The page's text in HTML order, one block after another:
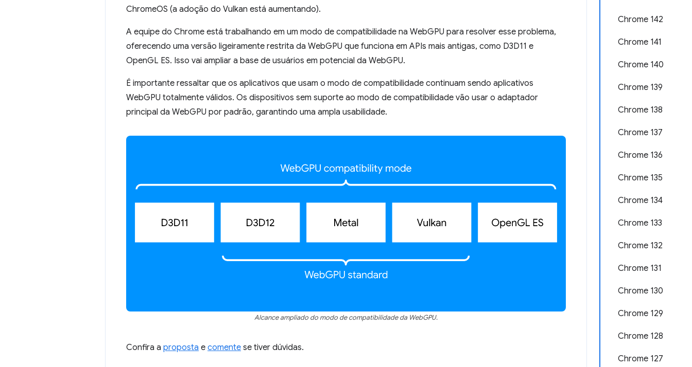
Chrome 142
Chrome 141
Chrome 140
Chrome 139
Chrome 138
Chrome 137
Chrome 136
Chrome 135
Chrome 134
Chrome 133
Chrome 132
Chrome 131
Chrome 130
Chrome 129
Chrome 128
Chrome 127
ChromeOS (a adoção do Vulkan está aumentando).
A equipe do Chrome está trabalhando em um modo de compatibilidade na WebGPU para resolver esse problema,
oferecendo uma versão ligeiramente restrita da WebGPU que funciona em APIs mais antigas, como D3D11 e
OpenGL ES. Isso vai ampliar a base de usuários em potencial da WebGPU.
É importante ressaltar que os aplicativos que usam o modo de compatibilidade continuam sendo aplicativos
WebGPU totalmente válidos. Os dispositivos sem suporte ao modo de compatibilidade vão usar o adaptador
principal da WebGPU por padrão, garantindo uma ampla usabilidade.
Alcance ampliado do modo de compatibilidade da WebGPU.
Confira a proposta e comente se tiver dúvidas.